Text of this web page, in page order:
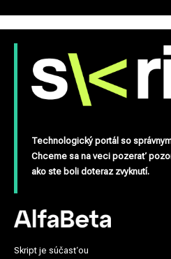
Technologický portál so
Chceme sa na veci pozerať
ako ste boli doteraz zvyknutí.
Skript je súčasťou